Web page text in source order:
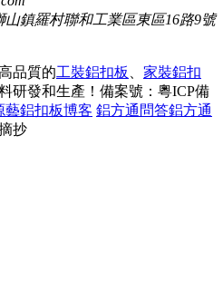
山鎮羅村聯和工業區東區16路9號
品質的工裝鋁扣板
家裝鋁扣
研發和生產！ 備案號：粵ICP備
藝鋁扣板博客 鋁方通問答鋁方通
抄